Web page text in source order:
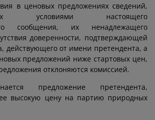
в ценовых предложениях сведений,
условиями настоящего
сообщения, их ненадлежащего
доверенности, подтверждающей
действующего от имени претендента, а
предложений ниже стартовых цен,
отклоняются комиссией.
предложение претендента,
высокую цену на партию природных